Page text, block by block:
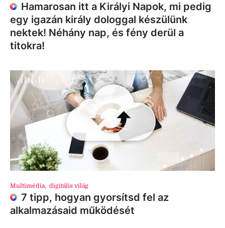
Hamarosan itt a Királyi Napok, mi pedig
egy igazán király dologgal készülünk
nektek! Néhány nap, és fény derül a
titokra!
Multimédia, digitális világ
7 tipp, hogyan gyorsítsd fel az
alkalmazásaid működését